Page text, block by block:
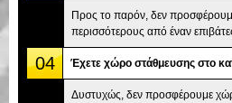
Προς το παρόν, δεν
περισσότερους από έναν
04 Έχετε χώρο στάθμευσης στο
Δυστυχώς, δεν προσφέρουμε